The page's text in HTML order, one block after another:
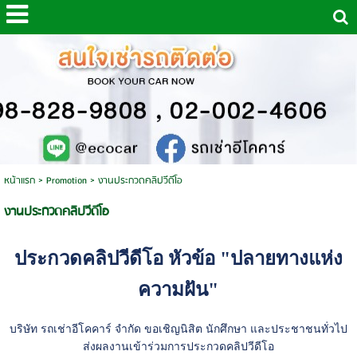
หน้าแรก> Promotion> งานประกวดคลิปวีดีโอ
งานประกวดคลิปวีดีโอ
ประกวดคลิปวีดีโอ หัวข้อ "ปลายทางแห่ง
ความฝัน"
บริษัท รถเช่าอีโคคาร์ จำกัด ขอเชิญนิสิต นักศึกษา และประชาชนทั่วไป
ส่งผลงานเข้าร่วมการประกวดคลิปวีดีโอ